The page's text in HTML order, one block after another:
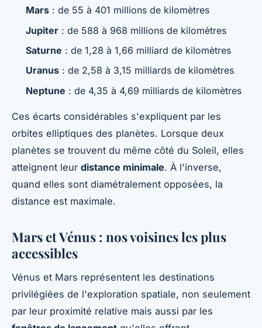
Mars : de 55 à 401 millions de kilomètres
Jupiter : de 588 à 968 millions de kilomètres
Saturne : de 1,28 à 1,66 milliard de kilomètres
Uranus : de 2,58 à 3,15 milliards de kilomètres
Neptune : de 4,35 à 4,69 milliards de kilomètres
Ces écarts considérables s'expliquent par les
orbites elliptiques des planètes. Lorsque deux
planètes se trouvent du même côté du Soleil, elles
atteignent leur distance minimale. À l'inverse,
quand elles sont diamétralement opposées, la
distance est maximale.
Mars et Vénus : nos voisines les plus
accessibles
Vénus et Mars représentent les destinations
privilégiées de l'exploration spatiale, non seulement
par leur proximité relative mais aussi par les